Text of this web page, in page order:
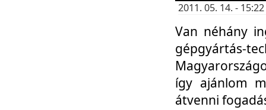
2011. 05. 14. -
Van néhány
gépgyártás-
így ajánlom
átvenni